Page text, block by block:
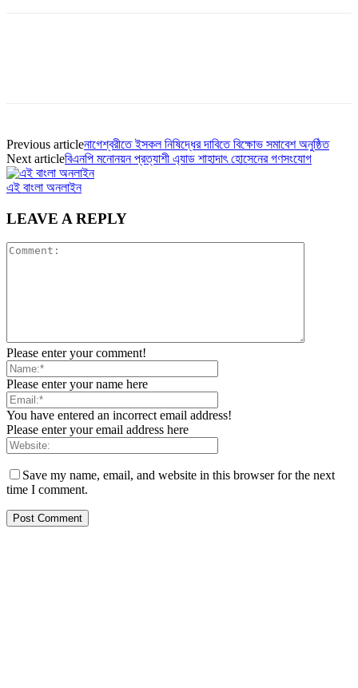
Previous articleনাগেশ্বরীতে ইসকল নিষিদ্ধের দাবিতে বিক্ষোভ সমাবেশ অনুষ্ঠিত
Next articleবিএনপি মনোনয়ন প্রত্যাশী এ্যাড শাহাদাৎ হোসেনের গণসংযোগ
এই বাংলা অনলাইন
LEAVE A REPLY
Please enter your comment!
Please enter your name here
You have entered an incorrect email address!
Please enter your email address here
Save my name, email, and website in this browser for the next
time I comment.